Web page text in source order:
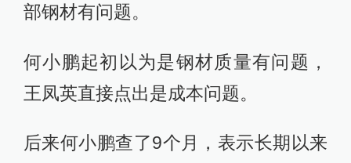
部钢材有问题。
何小鹏起初以为是钢材质量有问题，
王凤英直接点出是成本问题。
后来何小鹏查了9个月，表示长期以来